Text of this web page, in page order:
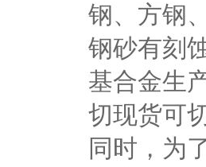
钢、方钢
钢砂有刻
基合金生
切现货可
同时，为